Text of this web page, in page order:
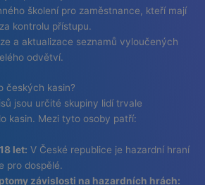
školení pro zaměstnance, kteří mají
kontrolu přístupu.
a aktualizace seznamů vyloučených
odvětví.
českých kasin?
jsou určité skupiny lidí trvale
kasin. Mezi tyto osoby patří:
let: V České republice je hazardní hraní
pro dospělé.
závislosti na hazardních hrách: